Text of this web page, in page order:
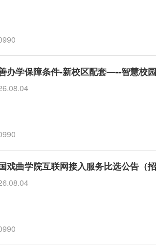
办学保障条件-新校区配套—--智慧校
戏曲学院互联网接入服务比选公告（